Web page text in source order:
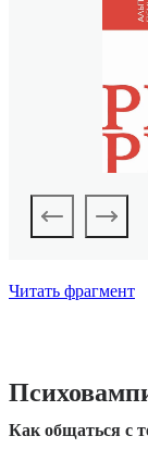
Читать фрагмент
Как общаться с